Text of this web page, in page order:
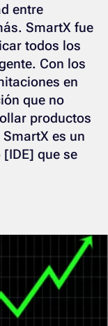
entre
SmartX fue
todos los
Con los
en
que no
productos
es un
que se